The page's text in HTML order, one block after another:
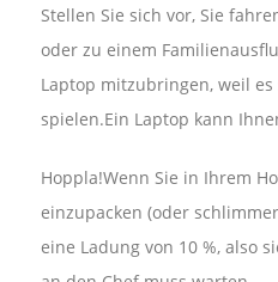
Stellen Sie sich vor, Sie
oder zu einem
Laptop mitzubringen, weil
spielen.Ein Laptop kann
Hoppla!Wenn Sie in Ihrem
einzupacken (oder
eine Ladung von 10 %, also